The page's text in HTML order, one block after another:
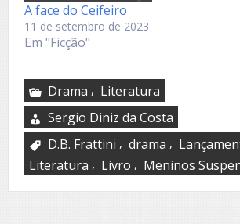
A face do Ceifeiro
11 de setembro de 2023
Em "Ficção"
Drama , Literatura
Sergio Diniz da Costa
D.B. Frattini , drama ,
Literatura , Livro , Meninos